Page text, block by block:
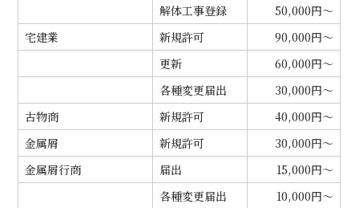
解体工事登録
50,000円～
宅建業
新規許可
90,000円～
更新
60,000円～
各種変更届出
30,000円～
古物商
新規許可
40,000円～
金属屑
新規許可
30,000円～
金属屑行商
届出
15,000円～
各種変更届出
10,000円～